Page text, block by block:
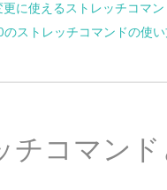
に使えるストレッチコマ
のストレッチコマンドの使
チコマンド